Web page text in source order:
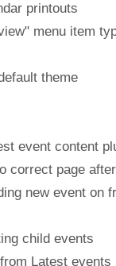
printouts
menu item
theme
event content
correct page
new event on
child events
Latest events